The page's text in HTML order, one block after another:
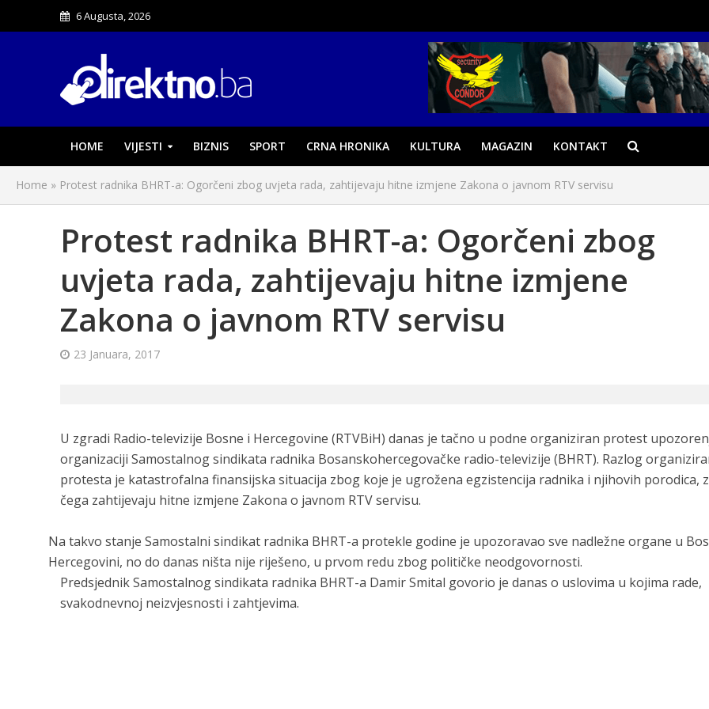
6 Augusta, 2026
HOME VIJESTI BIZNIS SPORT CRNA HRONIKA KULTURA MAGAZIN KONTAKT
Home » Protest radnika BHRT-a: Ogorčeni zbog uvjeta rada, zahtijevaju hitne izmjene Zakona o javnom RTV servisu
Protest radnika BHRT-a: Ogorčeni zbog
uvjeta rada, zahtijevaju hitne izmjene
Zakona o javnom RTV servisu
23 Januara, 2017
U zgradi Radio-televizije Bosne i Hercegovine (RTVBiH) danas je tačno u podne organiziran protest
organizaciji Samostalnog sindikata radnika Bosanskohercegovačke radio-televizije (BHRT). Razlog
protesta je katastrofalna finansijska situacija zbog koje je ugrožena egzistencija radnika i njihovih porodica,
čega zahtijevaju hitne izmjene Zakona o javnom RTV servisu.
Na takvo stanje Samostalni sindikat radnika BHRT-a protekle godine je upozoravao sve nadležne organe u
Hercegovini, no do danas ništa nije riješeno, u prvom redu zbog političke neodgovornosti.
Predsjednik Samostalnog sindikata radnika BHRT-a Damir Smital govorio je danas o uslovima u kojima rade,
svakodnevnoj neizvjesnosti i zahtjevima.